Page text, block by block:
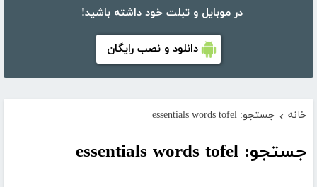
در موبایل و تبلت خود داشته باشید!
دانلود و نصب رایگان
خانه › جستجو: essentials words tofel
جستجو: essentials words tofel